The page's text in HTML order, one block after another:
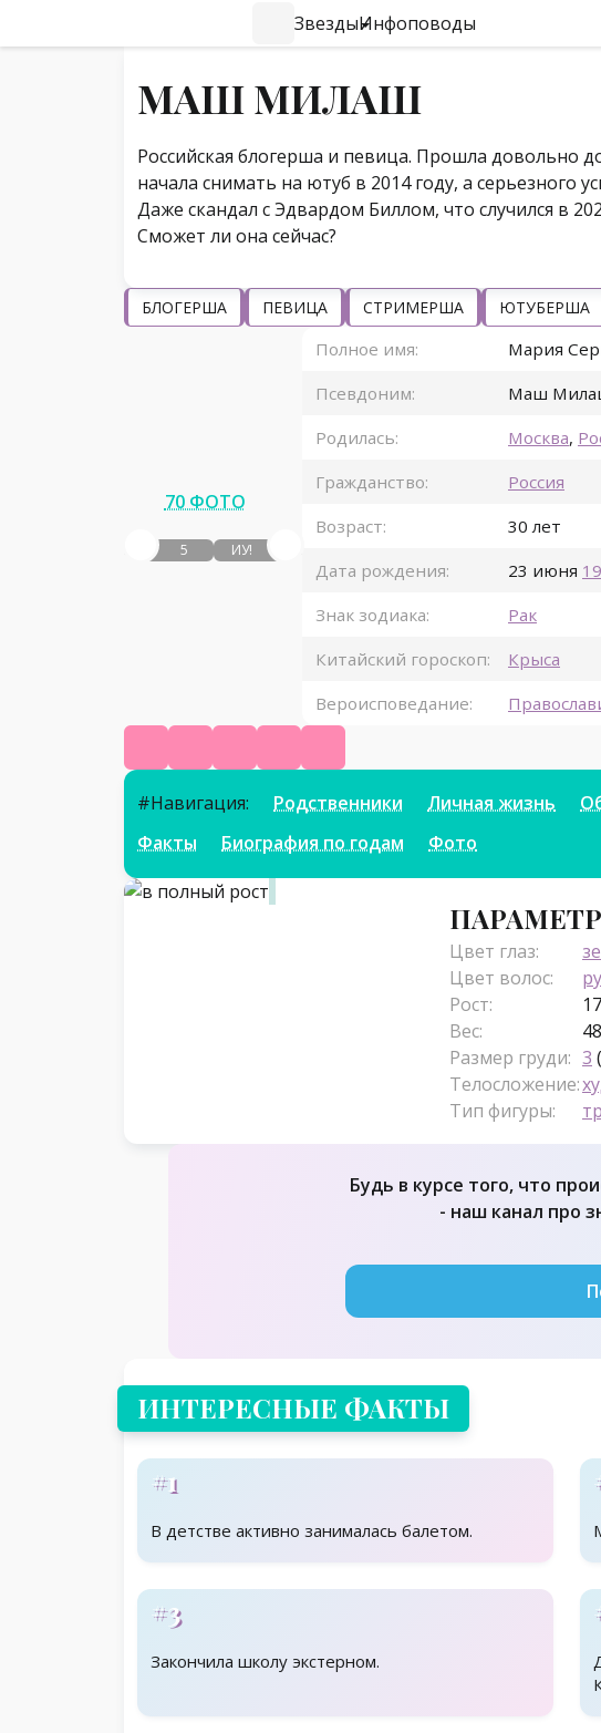
#Навигация по странице
ЗвездыИнфоповоды
МАШ МИЛАШ
Российская блогерша и певица. Прошла довольно
начала снимать на ютуб в 2014 году, а серьезного
Даже скандал с Эдвардом Биллом, что случился в
Сможет ли она сейчас?
БЛОГЕРША ПЕВИЦА СТРИМЕРША ЮТУБЕРША
70 ФОТО
5 ИУ!
Полное имя:
Мария
Псевдоним:
Маш
Родилась:
Москва,
Гражданство:
Россия
Возраст:
30 лет
Дата рождения:
23 июня
Знак зодиака:
Рак
Китайский гороскоп:
Крыса
Вероисповедание:
#Навигация: Родственники Личная жизнь
Факты
Биография по годам Фото
Параметры
Цвет глаз:
Цвет волос:
Рост:
Вес:
Размер груди: 3 (
Телосложение:
Тип фигуры:
Будь в курсе того, что
- наш канал про
ИНТЕРЕСНЫЕ ФАКТЫ
#1
В детстве активно занималась балетом.
#3
Закончила школу экстерном.